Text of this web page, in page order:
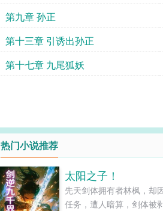
第九章 孙正
第十三章 引诱出孙正
第十七章 九尾狐妖
热门小说推荐
太阳之子！
先天剑体拥有者林枫，却
任务，遭人暗算，剑体被